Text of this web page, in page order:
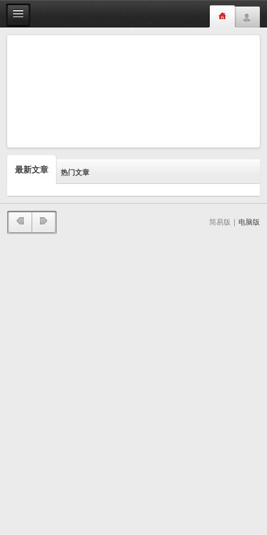
最新文章 热门文章
简易版 电脑版